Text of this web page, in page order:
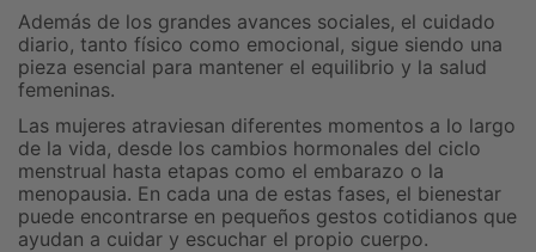
Además de los grandes avances sociales, el cuidado
diario, tanto físico como emocional, sigue siendo una
pieza esencial para mantener el equilibrio y la salud
femeninas.
Las mujeres atraviesan diferentes momentos a lo largo
de la vida, desde los cambios hormonales del ciclo
menstrual hasta etapas como el embarazo o la
menopausia. En cada una de estas fases, el bienestar
puede encontrarse en pequeños gestos cotidianos que
ayudan a cuidar y escuchar el propio cuerpo.